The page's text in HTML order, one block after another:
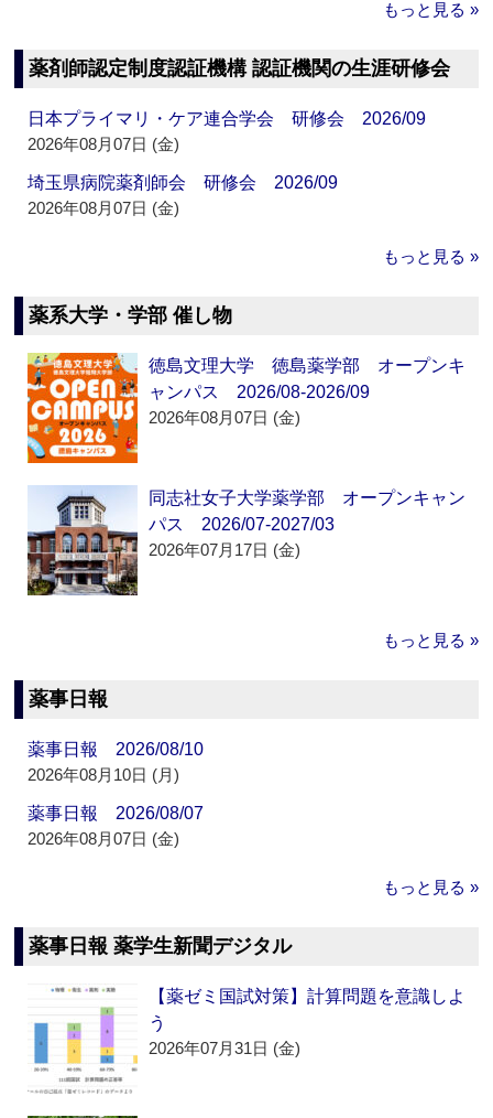
もっと見る »
薬剤師認定制度認証機構 認証機関の生涯研修会
日本プライマリ・ケア連合学会 研修会 2026/09
2026年08月07日 (金)
埼玉県病院薬剤師会 研修会 2026/09
2026年08月07日 (金)
もっと見る »
薬系大学・学部 催し物
徳島文理大学 徳島薬学部 オープンキ
ャンパス 2026/08-2026/09
2026年08月07日 (金)
同志社女子大学薬学部 オープンキャン
パス 2026/07-2027/03
2026年07月17日 (金)
もっと見る »
薬事日報
薬事日報 2026/08/10
2026年08月10日 (月)
薬事日報 2026/08/07
2026年08月07日 (金)
もっと見る »
薬事日報 薬学生新聞デジタル
【薬ゼミ国試対策】計算問題を意識しよ
う
2026年07月31日 (金)